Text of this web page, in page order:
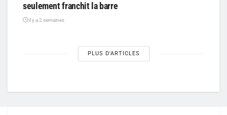
seulement franchit la barre
il y a 2 semaines
PLUS D'ARTICLES